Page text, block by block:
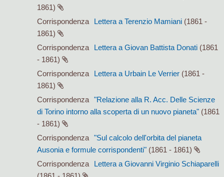
1861)
Corrispondenza
Lettera a Terenzio Mamiani (1861 -
1861)
Corrispondenza
Lettera a Giovan Battista Donati (1861
- 1861)
Corrispondenza
Lettera a Urbain Le Verrier (1861 -
1861)
Corrispondenza
"Relazione alla R. Acc. Delle Scienze
di Torino intorno alla scoperta di un nuovo pianeta" (1861
- 1861)
Corrispondenza
"Sul calcolo dell'orbita del pianeta
Ausonia e formule corrispondenti" (1861 - 1861)
Corrispondenza
Lettera a Giovanni Virginio Schiaparelli